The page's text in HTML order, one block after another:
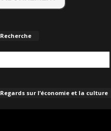
Recherche
Regards sur l’économie et la culture